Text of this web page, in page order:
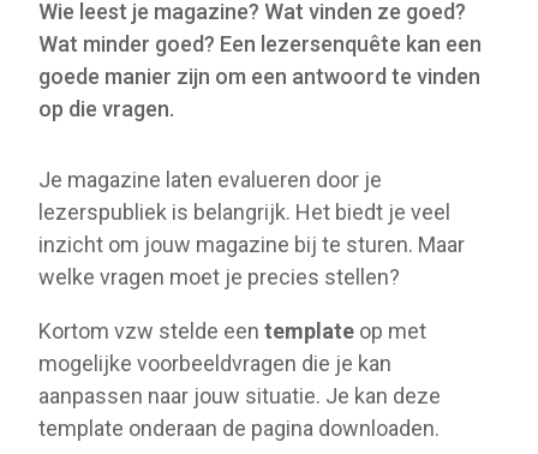
Wie leest je magazine? Wat vinden ze goed?
Wat minder goed? Een lezersenquête kan een
goede manier zijn om een antwoord te vinden
op die vragen.
Je magazine laten evalueren door je
lezerspubliek is belangrijk. Het biedt je veel
inzicht om jouw magazine bij te sturen. Maar
welke vragen moet je precies stellen?
Kortom vzw stelde een template op met
mogelijke voorbeeldvragen die je kan
aanpassen naar jouw situatie. Je kan deze
template onderaan de pagina downloaden.